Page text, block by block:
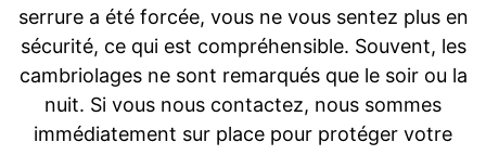
serrure a été forcée, vous ne vous sentez plus en
sécurité, ce qui est compréhensible. Souvent, les
cambriolages ne sont remarqués que le soir ou la
nuit. Si vous nous contactez, nous sommes
immédiatement sur place pour protéger votre